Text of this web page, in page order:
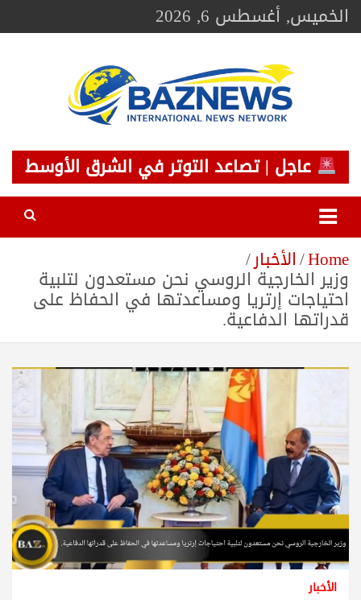
Skip
toالخميس, أغسطس 6, 2026
BAZNEWS
شبكة باز الإخبارية
عاجل | تصاعد التوتر في الشرق الأوسط
Home الأخبار
وزير الخارجية الروسي نحن مستعدون لتلبية
احتياجات إرتريا ومساعدتها في الحفاظ على
قدراتها الدفاعية.
الأخبار